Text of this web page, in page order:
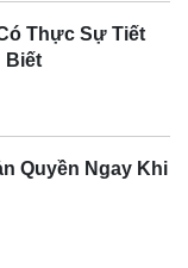
Thực Sự Tiết
Biết
Quyền Ngay Khi